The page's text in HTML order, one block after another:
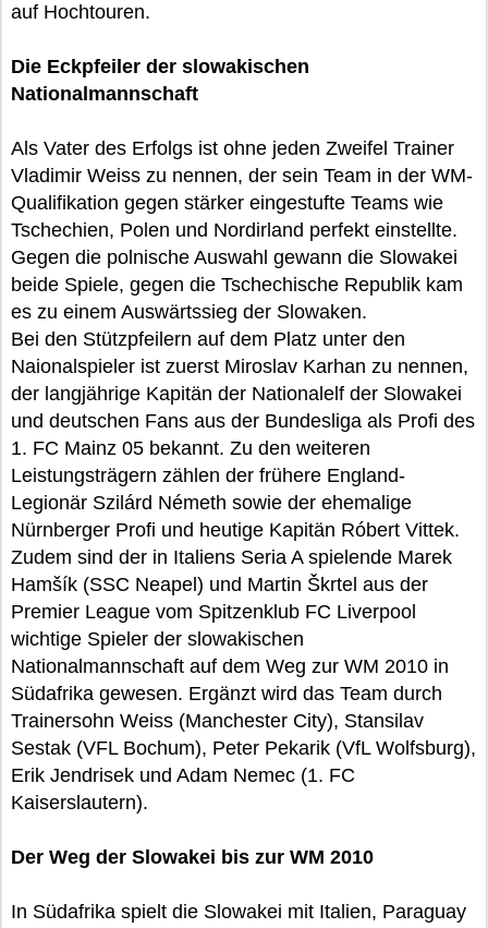
auf Hochtouren.
Die Eckpfeiler der slowakischen
Nationalmannschaft
Als Vater des Erfolgs ist ohne jeden Zweifel Trainer
Vladimir Weiss zu nennen, der sein Team in der WM-
Qualifikation gegen stärker eingestufte Teams wie
Tschechien, Polen und Nordirland perfekt einstellte.
Gegen die polnische Auswahl gewann die Slowakei
beide Spiele, gegen die Tschechische Republik kam
es zu einem Auswärtssieg der Slowaken.
Bei den Stützpfeilern auf dem Platz unter den
Naionalspieler ist zuerst Miroslav Karhan zu nennen,
der langjährige Kapitän der Nationalelf der Slowakei
und deutschen Fans aus der Bundesliga als Profi des
1. FC Mainz 05 bekannt. Zu den weiteren
Leistungsträgern zählen der frühere England-
Legionär Szilárd Németh sowie der ehemalige
Nürnberger Profi und heutige Kapitän Róbert Vittek.
Zudem sind der in Italiens Seria A spielende Marek
Hamšík (SSC Neapel) und Martin Škrtel aus der
Premier League vom Spitzenklub FC Liverpool
wichtige Spieler der slowakischen
Nationalmannschaft auf dem Weg zur WM 2010 in
Südafrika gewesen. Ergänzt wird das Team durch
Trainersohn Weiss (Manchester City), Stansilav
Sestak (VFL Bochum), Peter Pekarik (VfL Wolfsburg),
Erik Jendrisek und Adam Nemec (1. FC
Kaiserslautern).
Der Weg der Slowakei bis zur WM 2010
In Südafrika spielt die Slowakei mit Italien, Paraguay